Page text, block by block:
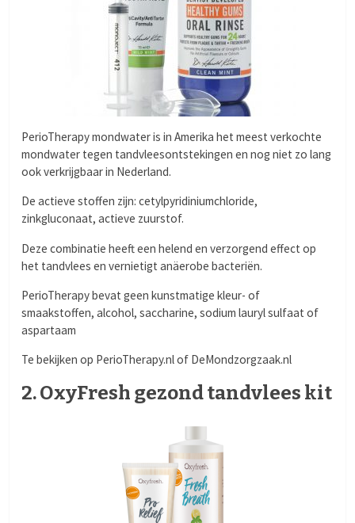
PerioTherapy mondwater is in Amerika het meest verkochte
mondwater tegen tandvleesontstekingen en nog niet zo lang
ook verkrijgbaar in Nederland.
De actieve stoffen zijn: cetylpyridiniumchloride,
zinkgluconaat, actieve zuurstof.
Deze combinatie heeft een helend en verzorgend effect op
het tandvlees en vernietigt anäerobe bacteriën.
PerioTherapy bevat geen kunstmatige kleur- of
smaakstoffen, alcohol, saccharine, sodium lauryl sulfaat of
aspartaam
Te bekijken op PerioTherapy.nl of DeMondzorgzaak.nl
2. OxyFresh gezond tandvlees kit